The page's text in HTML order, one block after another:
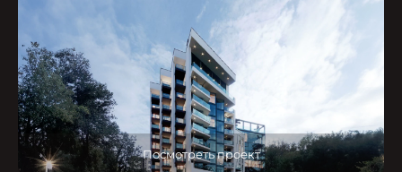
Посмотреть проект